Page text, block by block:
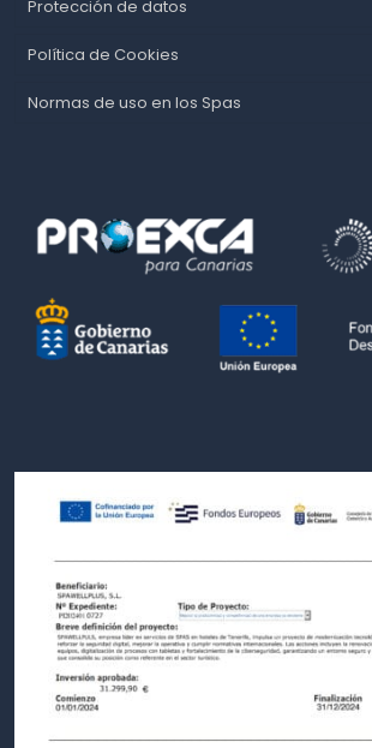
Protección de datos
Política de Cookies
Normas de uso en los Spas